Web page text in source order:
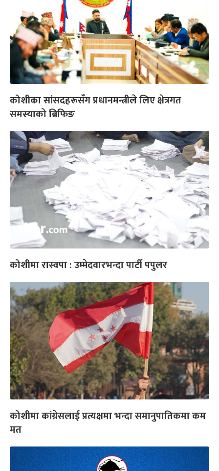
कोशीका सांसदहरूसँग प्रधानमन्त्रीले लिए क्षेत्रगत
समस्याको ब्रिफिङ
कोशीमा रास्वपा : उम्मेदवारभन्दा पार्टी पपुलर
कोशीमा कांग्रेसलाई प्रत्यक्षमा भन्दा समानुपातिकमा कम
मत